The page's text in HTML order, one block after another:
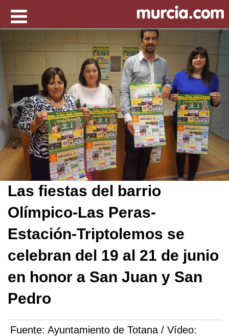
Las fiestas del barrio
Olímpico-Las Peras-
Estación-Triptolemos se
celebran del 19 al 21 de junio
en honor a San Juan y San
Pedro
Fuente: Ayuntamiento de Totana / Vídeo: